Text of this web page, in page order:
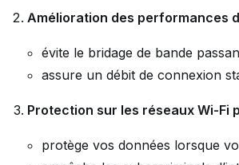
Amélioration des performances
évite le bridage de bande
assure un débit de connexion
Protection sur les réseaux Wi-Fi
protège vos données lorsque